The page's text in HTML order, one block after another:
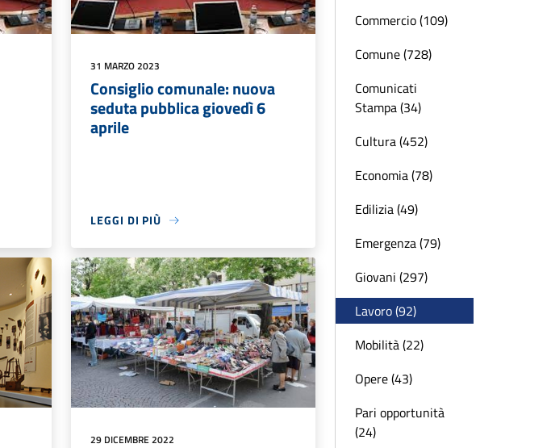
31 MARZO 2023
Consiglio comunale: nuova
seduta pubblica giovedì 6
aprile
LEGGI DI PIÙ
29 DICEMBRE 2022
Commercio (109)
Comune (728)
Comunicati
Stampa (34)
Cultura (452)
Economia (78)
Edilizia (49)
Emergenza (79)
Giovani (297)
Lavoro (92)
Mobilità (22)
Opere (43)
Pari opportunità
(24)